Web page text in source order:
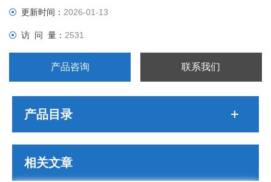
更新时间：2026-01-13
访 问 量：2531
产品咨询 联系我们
产品目录
相关文章